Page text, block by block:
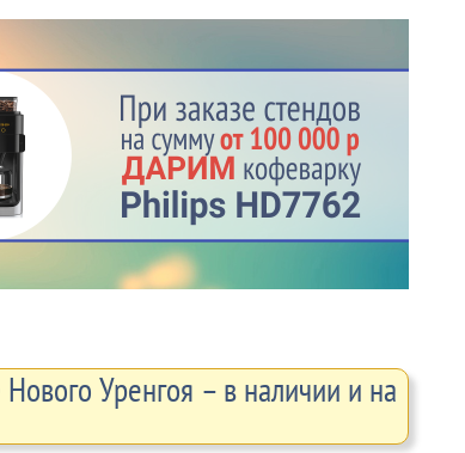
Уренгоя – в наличии и на